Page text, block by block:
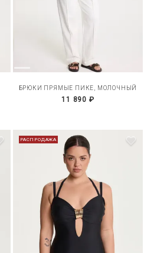
БРЮКИ ПРЯМЫЕ ПИКЕ, МОЛОЧНЫЙ
11 890 ₽
РАСПРОДАЖА